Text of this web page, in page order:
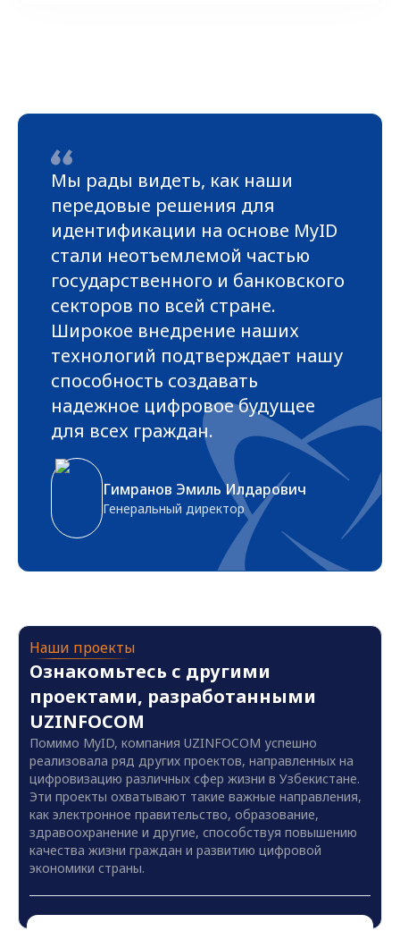
Мы рады видеть, как наши
передовые решения для
идентификации на основе MyID
стали неотъемлемой частью
государственного и банковского
секторов по всей стране.
Широкое внедрение наших
технологий подтверждает нашу
способность создавать
надежное цифровое будущее
для всех граждан.
Гимранов Эмиль Илдарович
Генеральный директор
Наши проекты
Ознакомьтесь с другими
проектами, разработанными
UZINFOCOM
Помимо MyID, компания UZINFOCOM успешно
реализовала ряд других проектов, направленных на
цифровизацию различных сфер жизни в Узбекистане.
Эти проекты охватывают такие важные направления,
как электронное правительство, образование,
здравоохранение и другие, способствуя повышению
качества жизни граждан и развитию цифровой
экономики страны.